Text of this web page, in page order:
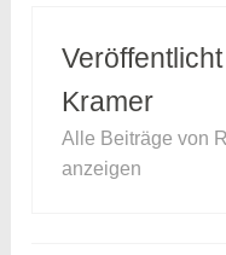
Kramer
Alle Beiträge von
anzeigen